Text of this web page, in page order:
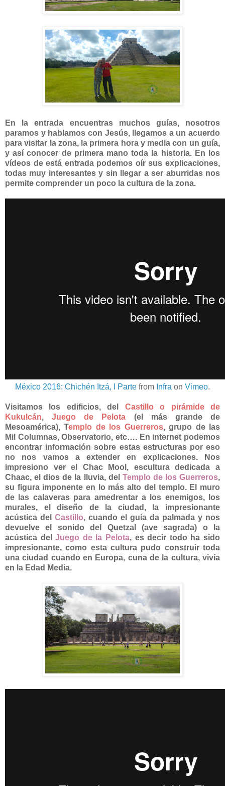
En la entrada encuentras muchos guías, nosotros
paramos y hablamos con Jesús, llegamos a un acuerdo
para visitar la zona, la primera hora y media con un guía,
y así conocer de primera mano toda la historia. En los
vídeos de está entrada podemos oír sus explicaciones,
todas muy interesantes y sin llegar a ser aburridas nos
permite comprender un poco la cultura de la zona.
México 2016: Chichén Itzá, I Parte from Infra on Vimeo.
Visitamos los edificios, del Castillo o pirámide de
Kukulcán,Juego de Pelota (el más grande de
Mesoamérica), Templo de los Guerreros, grupo de las
Mil Columnas, Observatorio, etc…. En internet podemos
encontrar información sobre estas estructuras por eso
no nos vamos a extender en explicaciones. Nos
impresiono ver el Chac Mool, escultura dedicada a
Chaac, el dios de la lluvia, del Templo de los Guerreros,
su figura imponente en lo más alto del templo. El muro
de las calaveras para amedrentar a los enemigos, los
murales, el diseño de la ciudad, la impresionante
acústica del Castillo, cuando el guía da palmada y nos
devuelve el sonido del Quetzal (ave sagrada) o la
acústica delJuego de la Pelota, es decir todo ha sido
impresionante, como esta cultura pudo construir toda
una ciudad cuando en Europa, cuna de la cultura, vivía
en la Edad Media.